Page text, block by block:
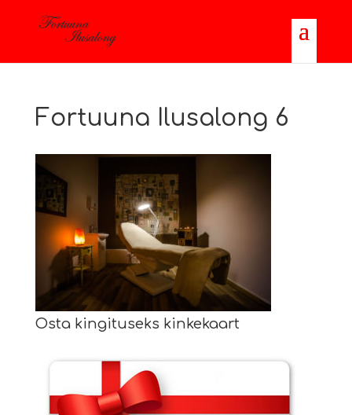
Fortuuna Ilusalong 6
Osta kingituseks kinkekaart